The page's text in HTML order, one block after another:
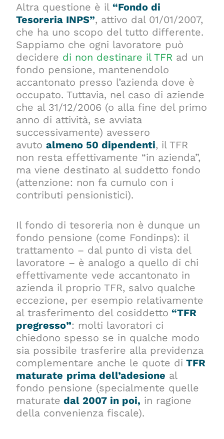
Altra questione è il “Fondo di
Tesoreria INPS”, attivo dal 01/01/2007,
che ha uno scopo del tutto differente.
Sappiamo che ogni lavoratore può
decidere di non destinare il TFR ad un
fondo pensione, mantenendolo
accantonato presso l’azienda dove è
occupato. Tuttavia, nel caso di aziende
che al 31/12/2006 (o alla fine del primo
anno di attività, se avviata
successivamente) avessero
avutoalmeno 50 dipendenti, il TFR
non resta effettivamente “in azienda”,
ma viene destinato al suddetto fondo
(attenzione: non fa cumulo con i
contributi pensionistici).
Il fondo di tesoreria non è dunque un
fondo pensione (come Fondinps): il
trattamento – dal punto di vista del
lavoratore – è analogo a quello di chi
effettivamente vede accantonato in
azienda il proprio TFR, salvo qualche
eccezione, per esempio relativamente
al trasferimento del cosiddetto “TFR
pregresso”: molti lavoratori ci
chiedono spesso se in qualche modo
sia possibile trasferire alla previdenza
complementare anche le quote di TFR
maturate prima dell’adesione al
fondo pensione (specialmente quelle
maturate dal 2007 in poi, in ragione
della convenienza fiscale).